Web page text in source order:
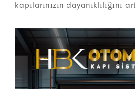
kapılarınızın dayanıklılığını